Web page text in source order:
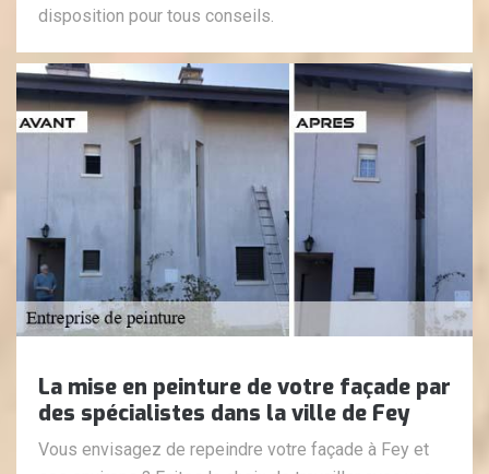
disposition pour tous conseils.
La mise en peinture de votre façade par
des spécialistes dans la ville de Fey
Vous envisagez de repeindre votre façade à Fey et